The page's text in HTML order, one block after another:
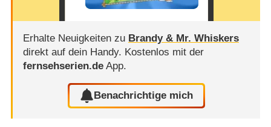
Erhalte Neuigkeiten zu Brandy & Mr. Whiskers
direkt auf dein Handy. Kostenlos mit der
fernsehserien.deApp.
Benachrichtige mich